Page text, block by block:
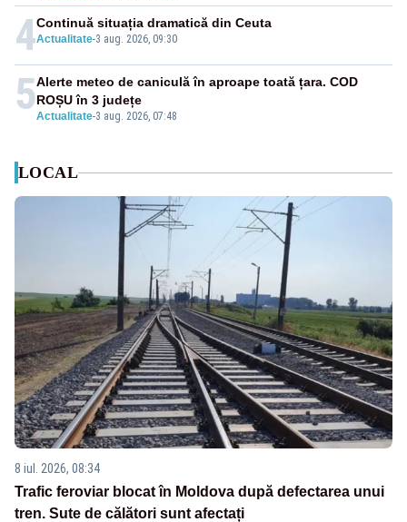
4Actualitate-3 aug. 2026, 09:30
Continuă situația dramatică din Ceuta
5Actualitate-3 aug. 2026, 07:48
Alerte meteo de caniculă în aproape toată țara. COD
ROȘU în 3 județe
LOCAL
8 iul. 2026, 08:34
Trafic feroviar blocat în Moldova după defectarea unui
tren. Sute de călători sunt afectați